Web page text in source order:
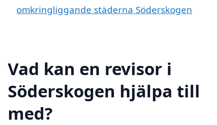
omkringliggande städerna Söderskogen
Vad kan en revisor i
Söderskogen hjälpa till
med?